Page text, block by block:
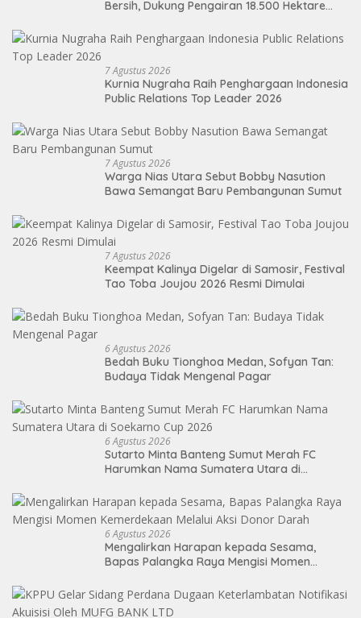
Bersih, Dukung Pengairan 18.500 Hektare
7 Agustus 2026
Kurnia Nugraha Raih Penghargaan Indonesia
Public Relations Top Leader 2026
7 Agustus 2026
Warga Nias Utara Sebut Bobby Nasution
Bawa Semangat Baru Pembangunan Sumut
7 Agustus 2026
Keempat Kalinya Digelar di Samosir, Festival
Tao Toba Joujou 2026 Resmi Dimulai
6 Agustus 2026
Bedah Buku Tionghoa Medan, Sofyan Tan:
Budaya Tidak Mengenal Pagar
6 Agustus 2026
Sutarto Minta Banteng Sumut Merah FC
Harumkan Nama Sumatera Utara di
6 Agustus 2026
Mengalirkan Harapan kepada Sesama,
Bapas Palangka Raya Mengisi Momen